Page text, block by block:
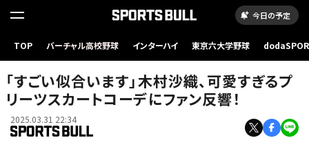
今日の予定
TOP バーチャル高校野球 インターハイ 東京六大学野球
「すごい似合います」木村沙織、可愛すぎるプ
リーツスカートコーデにファン反響！
2025.03.31 22:34